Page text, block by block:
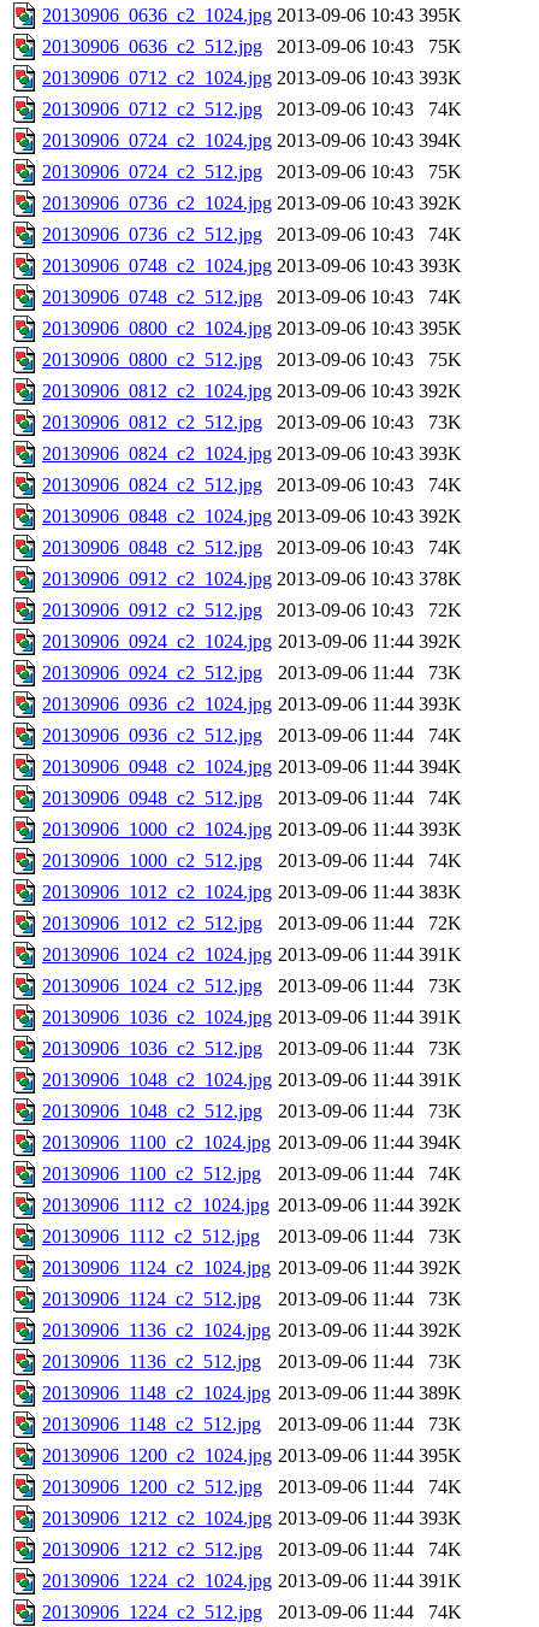
20130906_0636_c2_1024.jpg 2013-09-06 10:43 395K
20130906_0636_c2_512.jpg
2013-09-06 10:43
75K
20130906_0712_c2_1024.jpg 2013-09-06 10:43 393K
20130906_0712_c2_512.jpg
2013-09-06 10:43
74K
20130906_0724_c2_1024.jpg 2013-09-06 10:43 394K
20130906_0724_c2_512.jpg
2013-09-06 10:43
75K
20130906_0736_c2_1024.jpg 2013-09-06 10:43 392K
20130906_0736_c2_512.jpg
2013-09-06 10:43
74K
20130906_0748_c2_1024.jpg 2013-09-06 10:43 393K
20130906_0748_c2_512.jpg
2013-09-06 10:43
74K
20130906_0800_c2_1024.jpg 2013-09-06 10:43 395K
20130906_0800_c2_512.jpg
2013-09-06 10:43
75K
20130906_0812_c2_1024.jpg 2013-09-06 10:43 392K
20130906_0812_c2_512.jpg
2013-09-06 10:43
73K
20130906_0824_c2_1024.jpg 2013-09-06 10:43 393K
20130906_0824_c2_512.jpg
2013-09-06 10:43
74K
20130906_0848_c2_1024.jpg 2013-09-06 10:43 392K
20130906_0848_c2_512.jpg
2013-09-06 10:43
74K
20130906_0912_c2_1024.jpg 2013-09-06 10:43 378K
20130906_0912_c2_512.jpg
2013-09-06 10:43
72K
20130906_0924_c2_1024.jpg 2013-09-06 11:44 392K
20130906_0924_c2_512.jpg
2013-09-06 11:44
73K
20130906_0936_c2_1024.jpg 2013-09-06 11:44 393K
20130906_0936_c2_512.jpg
2013-09-06 11:44
74K
20130906_0948_c2_1024.jpg 2013-09-06 11:44 394K
20130906_0948_c2_512.jpg
2013-09-06 11:44
74K
20130906_1000_c2_1024.jpg 2013-09-06 11:44 393K
20130906_1000_c2_512.jpg
2013-09-06 11:44
74K
20130906_1012_c2_1024.jpg 2013-09-06 11:44 383K
20130906_1012_c2_512.jpg
2013-09-06 11:44
72K
20130906_1024_c2_1024.jpg 2013-09-06 11:44 391K
20130906_1024_c2_512.jpg
2013-09-06 11:44
73K
20130906_1036_c2_1024.jpg 2013-09-06 11:44 391K
20130906_1036_c2_512.jpg
2013-09-06 11:44
73K
20130906_1048_c2_1024.jpg 2013-09-06 11:44 391K
20130906_1048_c2_512.jpg
2013-09-06 11:44
73K
20130906_1100_c2_1024.jpg 2013-09-06 11:44 394K
20130906_1100_c2_512.jpg
2013-09-06 11:44
74K
20130906_1112_c2_1024.jpg 2013-09-06 11:44 392K
20130906_1112_c2_512.jpg
2013-09-06 11:44
73K
20130906_1124_c2_1024.jpg 2013-09-06 11:44 392K
20130906_1124_c2_512.jpg
2013-09-06 11:44
73K
20130906_1136_c2_1024.jpg 2013-09-06 11:44 392K
20130906_1136_c2_512.jpg
2013-09-06 11:44
73K
20130906_1148_c2_1024.jpg 2013-09-06 11:44 389K
20130906_1148_c2_512.jpg
2013-09-06 11:44
73K
20130906_1200_c2_1024.jpg 2013-09-06 11:44 395K
20130906_1200_c2_512.jpg
2013-09-06 11:44
74K
20130906_1212_c2_1024.jpg 2013-09-06 11:44 393K
20130906_1212_c2_512.jpg
2013-09-06 11:44
74K
20130906_1224_c2_1024.jpg 2013-09-06 11:44 391K
20130906_1224_c2_512.jpg
2013-09-06 11:44 74K